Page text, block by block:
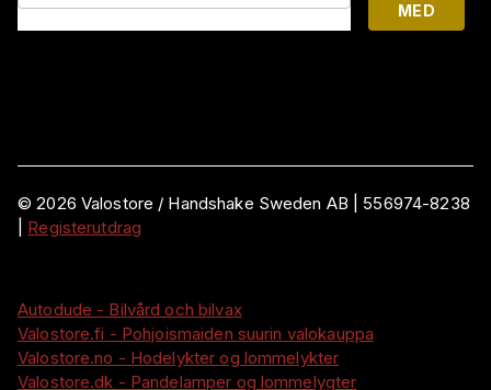
MED
©2026 Valostore / Handshake Sweden AB
556974-8238
Registerutdrag
Autodude - Bilvård och bilvax
Valostore.fi - Pohjoismaiden suurin valokauppa
Valostore.no - Hodelykter og lommelykter
Valostore.dk - Pandelamper og lommelygter